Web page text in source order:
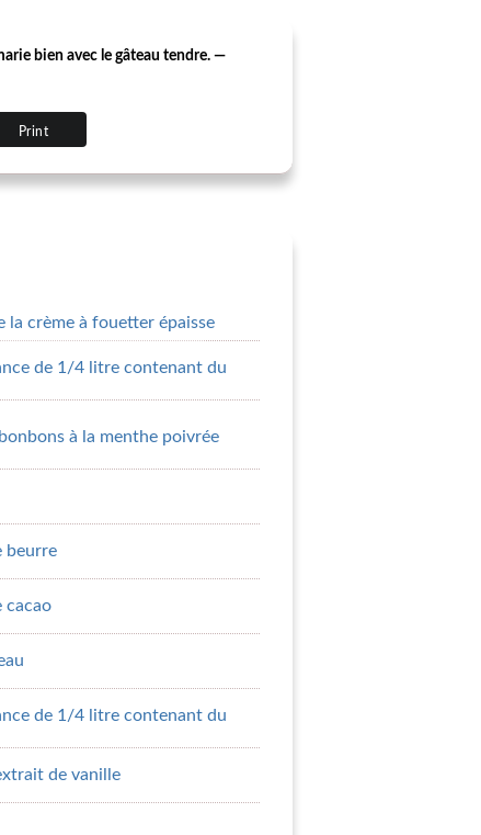
bien avec le gâteau tendre. —
Print
crème à fouetter épaisse
de 1/4 litre contenant du
à la menthe poivrée
beurre
cacao
de 1/4 litre contenant du
de vanille